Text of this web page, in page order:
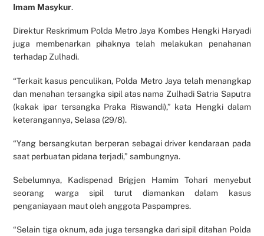
Imam Masykur.
Direktur Reskrimum Polda Metro Jaya Kombes Hengki Haryadi
juga membenarkan pihaknya telah melakukan penahanan
terhadap Zulhadi.
“Terkait kasus penculikan, Polda Metro Jaya telah menangkap
dan menahan tersangka sipil atas nama Zulhadi Satria Saputra
(kakak ipar tersangka Praka Riswandi),” kata Hengki dalam
keterangannya, Selasa (29/8).
“Yang bersangkutan berperan sebagai driver kendaraan pada
saat perbuatan pidana terjadi,” sambungnya.
Sebelumnya, Kadispenad Brigjen Hamim Tohari menyebut
seorang warga sipil turut diamankan dalam kasus
penganiayaan maut oleh anggota Paspampres.
“Selain tiga oknum, ada juga tersangka dari sipil ditahan Polda